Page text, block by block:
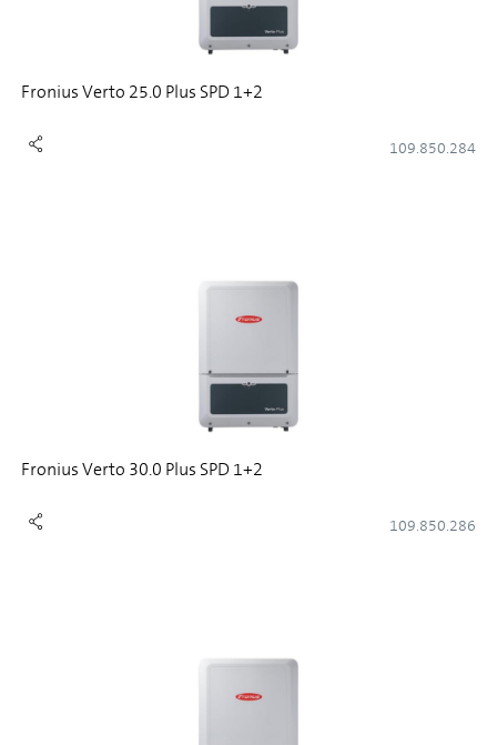
Fronius Verto 25.0 Plus SPD 1+2
109.850.284
Fronius Verto 30.0 Plus SPD 1+2
109.850.286